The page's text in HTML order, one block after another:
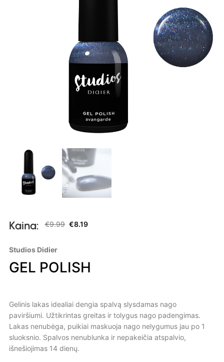
Kaina: €9.99 €8.19
Studios Didier
GEL POLISH
Gelinis lakas idealiai dengia spalvą slysdamas nago
paviršiumi. Užtikrintas greitas ir tolygus nago padengimas.
Lakas nenubėga, puikiai maskuoja nago nelygumus jau po 1
sluoksnio. Spalvos nenublunka ir nepakeičia atspalvio,
išnešiojimas 14 dienų.